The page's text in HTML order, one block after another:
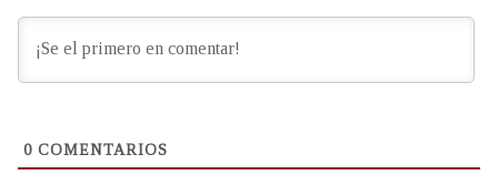
0 COMENTARIOS